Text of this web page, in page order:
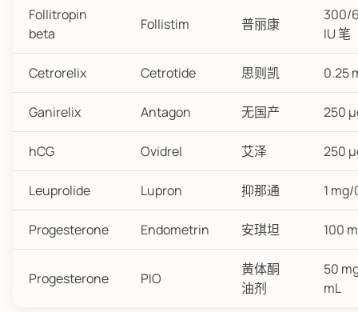
Follitropin
beta
Follistim 普丽康
300/
IU 笔
Cetrorelix Cetrotide 思则凯 0.25
Ganirelix Antagon 无国产 250
hCG Ovidrel 艾泽 250
Leuprolide Lupron 抑那通 1
Progesterone Endometrin 安琪坦 100
Progesterone PIO
黄体酮
油剂
50
mL